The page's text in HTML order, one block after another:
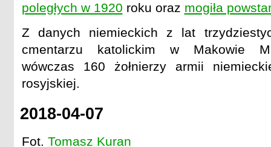
poległych w 1920 roku oraz mogiła
Z danych niemieckich z lat
cmentarzu katolickim w Makowie
wówczas 160 żołnierzy armii
rosyjskiej.
2018-04-07
Fot. Tomasz Kuran